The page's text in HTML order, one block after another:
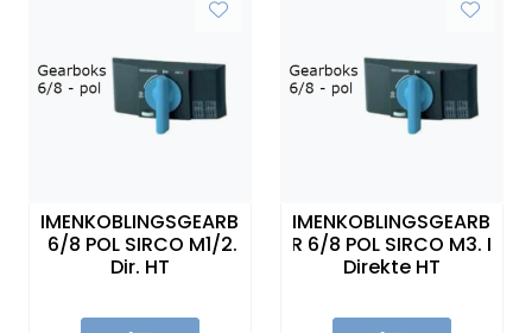
SAMMENKOBLINGSGEARBOKS
FOR 6/8 POL SIRCO M1/2. Inkl
Dir. HT
SAMMENKOBLINGSGEARBOKS
FOR 6/8 POL SIRCO M3. Inkl
Direkte HT